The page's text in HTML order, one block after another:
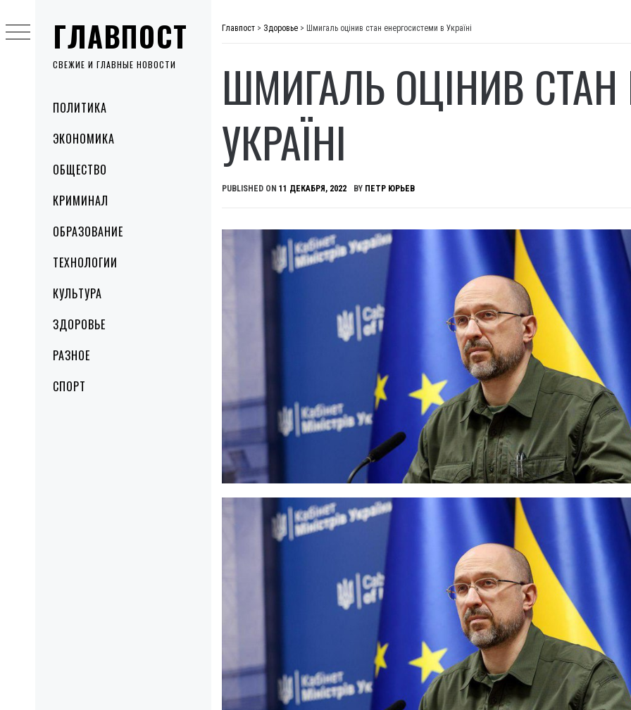
ГЛАВПОСТ
СВЕЖИЕ И ГЛАВНЫЕ НОВОСТИ
MenuПОЛИТИКА
ЭКОНОМИКА
ОБЩЕСТВО
КРИМИНАЛ
ОБРАЗОВАНИЕ
ТЕХНОЛОГИИ
КУЛЬТУРА
ЗДОРОВЬЕ
РАЗНОЕ
СПОРТ
to
content
Главпост > Здоровье > Шмигаль оцінив стан енергосистеми в Україні
ШМИГАЛЬ ОЦІНИВ СТАН
УКРАЇНІ
PUBLISHED ON 11 ДЕКАБРЯ, 2022 BY ПЕТР ЮРЬЕВ